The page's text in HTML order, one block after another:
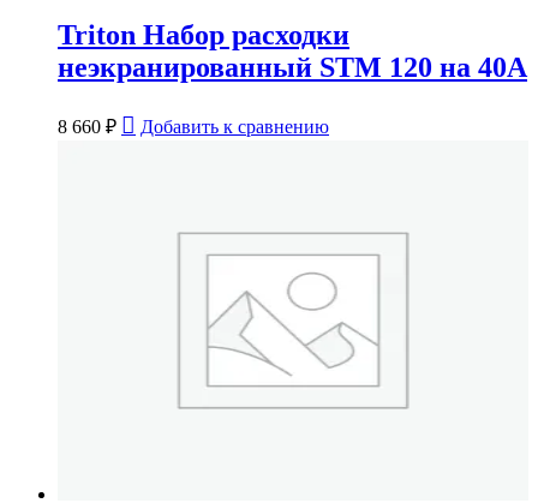
Triton Набор расходки
неэкранированный STM 120 на 40А
8 660 ₽ Добавить к сравнению